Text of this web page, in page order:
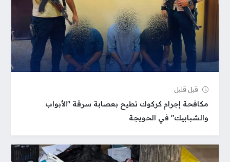
قبل قلیل
مكافحة إجرام كركوك تطيح بعصابة سرقة "الأبواب
والشبابيك" في الحويجة